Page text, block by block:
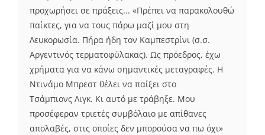
προχωρήσει σε πράξεις... «Πρέπει να παρακολουθώ
παίκτες, για να τους πάρω μαζί μου στη
Λευκορωσία. Πήρα ήδη τον Καμπεστρίνι (σ.σ.
Αργεντινός τερματοφύλακας). Ως πρόεδρος, έχω
χρήματα για να κάνω σημαντικές μεταγραφές. Η
Ντινάμο Μπρεστ θέλει να παίξει στο
Τσάμπιονς Λιγκ. Κι αυτό με τράβηξε. Μου
προσέφεραν τριετές συμβόλαιο με απίθανες
απολαβές, στις οποίες δεν μπορούσα να πω όχι»